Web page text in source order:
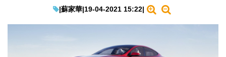
|蘇家華|19-04-2021 15:22|